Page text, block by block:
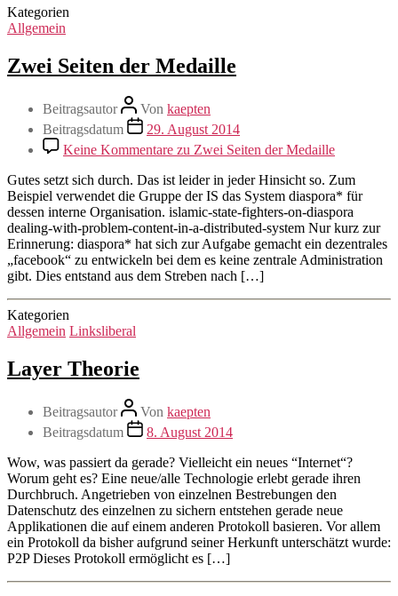
Kategorien
Allgemein
Zwei Seiten der Medaille
Beitragsautor Von kaepten
Beitragsdatum
29. August 2014
Keine Kommentare zu Zwei Seiten der Medaille
Gutes setzt sich durch. Das ist leider in jeder Hinsicht so. Zum
Beispiel verwendet die Gruppe der IS das System diaspora* für
dessen interne Organisation. islamic-state-fighters-on-diaspora
dealing-with-problem-content-in-a-distributed-system Nur kurz zur
Erinnerung: diaspora* hat sich zur Aufgabe gemacht ein dezentrales
„facebook“ zu entwickeln bei dem es keine zentrale Administration
gibt. Dies entstand aus dem Streben nach […]
Kategorien
Allgemein Linksliberal
Layer Theorie
Beitragsautor Von kaepten
Beitragsdatum
8. August 2014
Wow, was passiert da gerade? Vielleicht ein neues “Internet“?
Worum geht es? Eine neue/alle Technologie erlebt gerade ihren
Durchbruch. Angetrieben von einzelnen Bestrebungen den
Datenschutz des einzelnen zu sichern entstehen gerade neue
Applikationen die auf einem anderen Protokoll basieren. Vor allem
ein Protokoll da bisher aufgrund seiner Herkunft unterschätzt wurde:
P2P Dieses Protokoll ermöglicht es […]